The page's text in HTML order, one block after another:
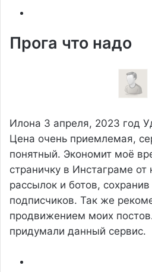
Прога что надо
Илона 3 апреля, 2023 год
Цена очень приемлемая,
понятный. Экономит моё
страничку в Инстаграме от
рассылок и ботов,
подписчиков. Так же
продвижением моих
придумали данный сервис.